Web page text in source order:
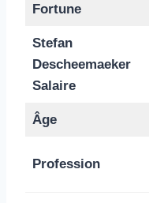
Fortune
Stefan
Descheemaeker
Salaire
Âge
Profession